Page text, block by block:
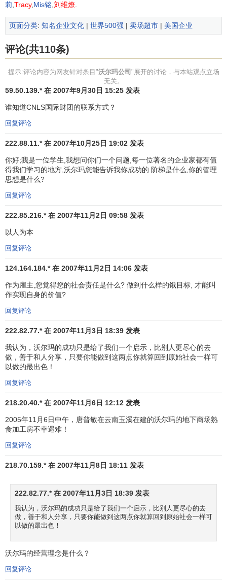
商店讨价还价，而是在为顾客
取到最好的价钱。”
总部的高速电脑与16个发货中心以及1000多家的商店连
接。通过商店付款台激光扫描器售出的每一件货物，都会自
动记入电脑。当某一货品库存减少到一定数量时，电脑就会
送往离商店最近的一个发货中心，再由发货中心的电脑安排
发送时间和路线。在商店发出订单后36小时内所需货品就会
速掌握销售情况和市场需求趋势，及时补充库存不足。这样
可以减少存货风险、降低资金积压的额度，加速资金运转速
度。
沃尔玛也采用了仓储式经营，因而在商品销售成本上更
利用所有的货架空间储存、陈设商品。价格不是标在每件商
品上，而是统一标于货架，只要通过扫描商品的
银机便会准确地收取价款。商品多以大包装出售，以减低单
买能力的增强，许多城市已具备推行这一模式的条件。商家
渐渐认识到仓储式经营模式的优点，并开始了一些尝试，类
似广客隆的平价仓储商店纷纷开业。目前最关键的问题是，
吸取国外成功企业(如：沃尔玛)的经验，更全面、更彻底地做
在零售业中，舒适的购物环境
、优质周到的服务必然与
较高的价格相联系；而在商品价格低廉的连锁超市中，顾客
往往只能得到购物价格上的优惠，而无法享受到优质的服
务。凯马特
列着品种繁多、价格便宜的商品，但顾客如想找一、两位店
员询问有关问题却不是件容易的事。在这里，顾客虽然满足
了购买便宜商品的欲望，但是没有感觉到店员对他们付出了
一点点关心，于是在顾客心中就产生了美中不足的遗憾。
零售企业要在顾客心目中树立品牌形象
的服务。沃尔玛正是考虑到这一点，从顾客的角度出发，以
其超一流的服务吸引着大批顾客。走进任何一间沃尔玛店，
店员立刻就会出现在你面前，笑脸相迎。店内贴有这样的标
语“我们争取做到，每件商品都保证让您满意!”顾客在这里购
买的任何商品如果觉得不满意，可以在一个月内退还商店，
并获得全部货款。沃尔顿曾说，“我们都是为顾客工作，你也
许会觉得是在为上司工作，但事实上他也和你一样。在我们
莉 Tracy, Mis铭 刘维燎
页面分类: 知名企业文化 | 世界500强 | 卖场超市 | 美国企业
评论(共110条)
提示:评论内容为网友针对条目"沃尔玛公司"展开的讨论，与本站观点立场
无关。
59.50.139.* 在 2007年9月30日 15:25 发表
谁知道CNLS国际财团的联系方式？
回复评论
222.88.11.* 在 2007年10月25日 19:02 发表
你好;我是一位学生,我想问你们一个问题,每一位著名的企业家都有值
得我们学习的地方,沃尔玛您能告诉我你成功的 阶梯是什么,你的管理
思想是什么?
回复评论
222.85.216.* 在 2007年11月2日 09:58 发表
以人为本
回复评论
124.164.184.* 在 2007年11月2日 14:06 发表
作为雇主,您觉得您的社会责任是什么? 做到什么样的饿目标, 才能叫
作实现自身的价值?
回复评论
222.82.77.* 在 2007年11月3日 18:39 发表
我认为，沃尔玛的成功只是给了我们一个启示，比别人更尽心的去
做，善于和人分享，只要你能做到这两点你就算回到原始社会一样可
以做的最出色！
回复评论
218.20.40.* 在 2007年11月6日 12:12 发表
2005年11月6日中午，唐普敏在云南玉溪在建的沃尔玛的地下商场熟
食加工房不幸遇难！
回复评论
218.70.159.* 在 2007年11月8日 18:11 发表
222.82.77.* 在 2007年11月3日 18:39 发表
我认为，沃尔玛的成功只是给了我们一个启示，比别人更尽心的去
做，善于和人分享，只要你能做到这两点你就算回到原始社会一样可
以做的最出色！
沃尔玛的经营理念是什么？
回复评论